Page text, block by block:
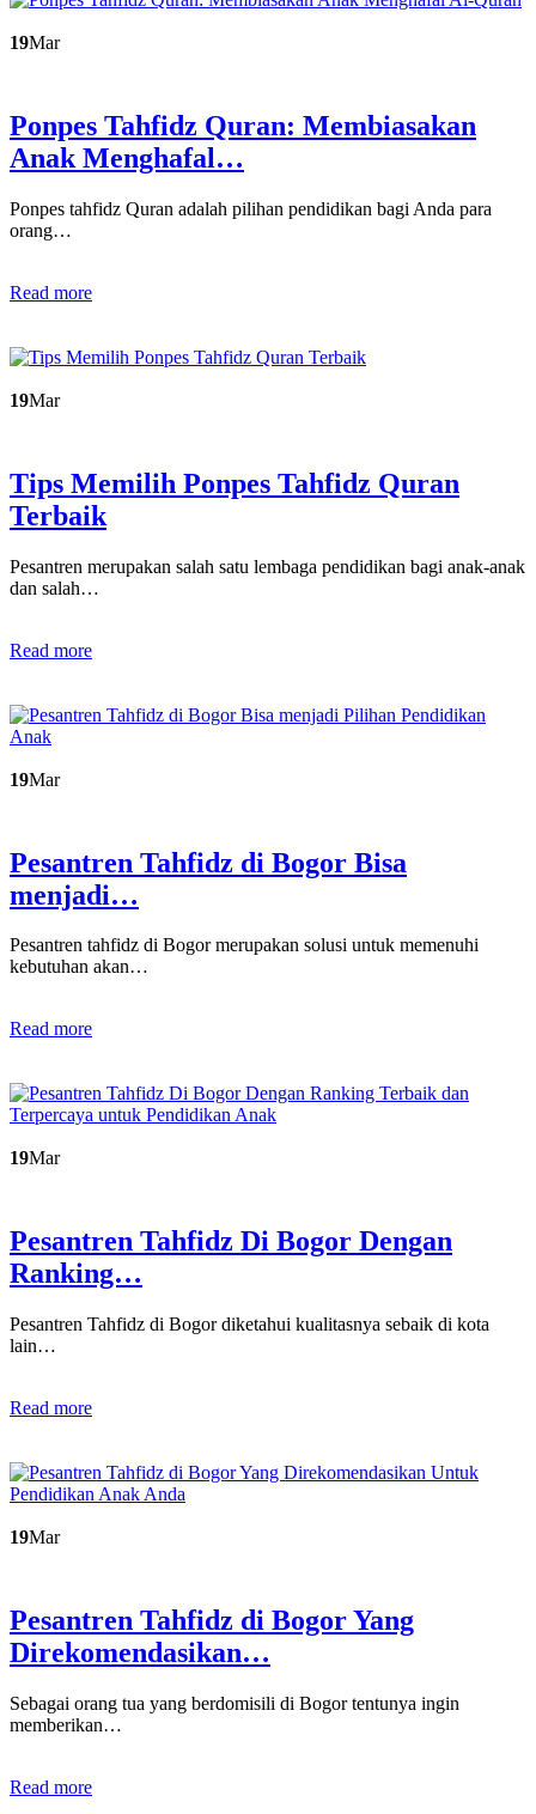
19Mar
Ponpes Tahfidz Quran: Membiasakan
Anak Menghafal…
Ponpes tahfidz Quran adalah pilihan pendidikan bagi Anda para
orang…
Read more
19Mar
Tips Memilih Ponpes Tahfidz Quran
Terbaik
Pesantren merupakan salah satu lembaga pendidikan bagi anak-anak
dan salah…
Read more
19Mar
Pesantren Tahfidz di Bogor Bisa
menjadi…
Pesantren tahfidz di Bogor merupakan solusi untuk memenuhi
kebutuhan akan…
Read more
19Mar
Pesantren Tahfidz Di Bogor Dengan
Ranking…
Pesantren Tahfidz di Bogor diketahui kualitasnya sebaik di kota
lain…
Read more
19Mar
Pesantren Tahfidz di Bogor Yang
Direkomendasikan…
Sebagai orang tua yang berdomisili di Bogor tentunya ingin
memberikan…
Read more